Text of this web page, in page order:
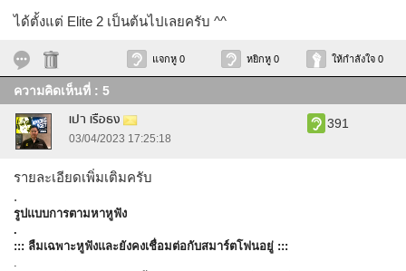
ได้ตั้งแต่ Elite 2 เป็นต้นไปเลยครับ ^^
แจกหู 0 หยิกหู 0 ให้กำลังใจ 0
ความคิดเห็นที่ : 5
เปา เรือธง
03/04/2023 17:25:18
391
รายละเอียดเพิ่มเติมครับ
.
รูปแบบการตามหาหูฟัง
.
::: ลืมเฉพาะหูฟังและยังคงเชื่อมต่อกับสมาร์ตโฟนอยู่ :::
.